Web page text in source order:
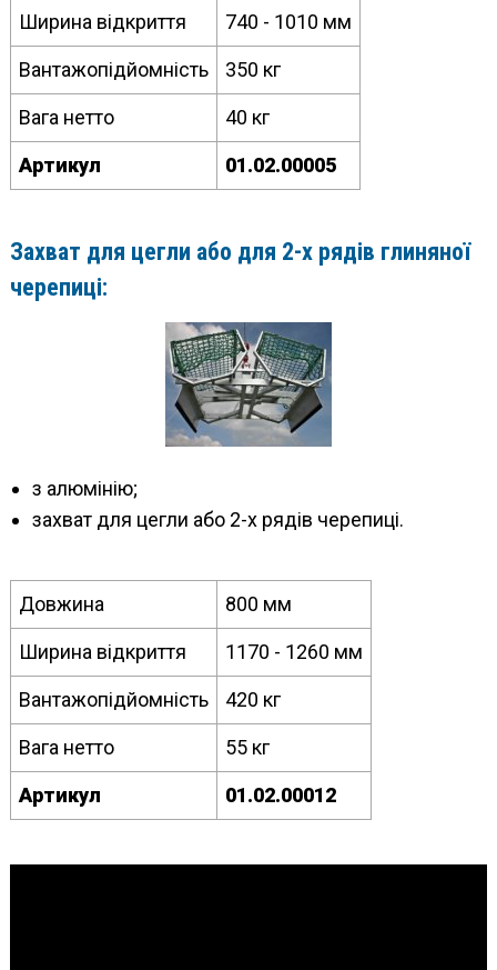
Ширина відкриття 740 - 1010 мм
Вантажопідйомність 350 кг
Вага нетто 40 кг
Артикул 01.02.00005
Захват для цегли або для 2-х рядів глиняної
черепиці:
з алюмінію;
захват для цегли або 2-х рядів черепиці.
Довжина 800 мм
Ширина відкриття 1170 - 1260 мм
Вантажопідйомність 420 кг
Вага нетто 55 кг
Артикул 01.02.00012